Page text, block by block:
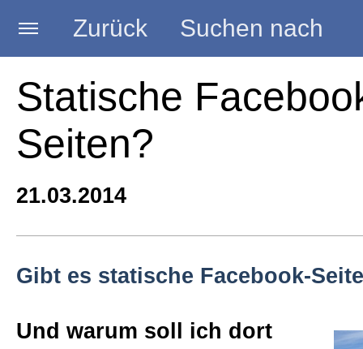
Zurück Suchen nach
Startseite
BLOG HANDWERK
Kategorien
Seminare
Vorträge
Statische
Seiten?
21.03.2014
Gibt es statische Facebook-
Und warum soll ich dort